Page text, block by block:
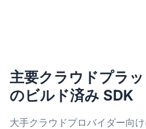
主要クラウドプラ
のビルド済み SDK
大手クラウドプロバイダー向